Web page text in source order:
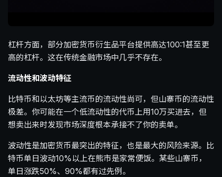
杠杆方面，部分加密货币衍生品平台提供高达100:1甚至更
高的杠杆。这在传统金融市场中几乎不存在。
流动性和波动特征
比特币和以太坊等主流币的流动性尚可，但山寨币的流动性
极差。你可能在一个低流动性的代币上用10万买进去，但
想卖出来时发现市场深度根本承接不了你的卖单。
波动性是加密货币最突出的特征，也是最大的风险来源。比
特币单日波动10%以上在熊市是家常便饭。某些山寨币，
单日涨跌50%、90%都有过先例。